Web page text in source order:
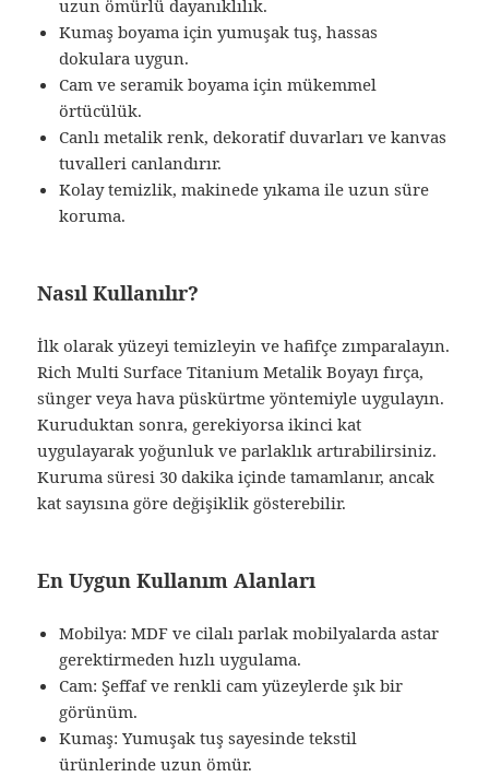
uzun ömürlü dayanıklılık.
Kumaş boyama için yumuşak tuş, hassas
dokulara uygun.
Cam ve seramik boyama için mükemmel
örtücülük.
Canlı metalik renk, dekoratif duvarları ve kanvas
tuvalleri canlandırır.
Kolay temizlik, makinede yıkama ile uzun süre
koruma.
Nasıl Kullanılır?
İlk olarak yüzeyi temizleyin ve hafifçe zımparalayın.
Rich Multi Surface Titanium Metalik Boyayı fırça,
sünger veya hava püskürtme yöntemiyle uygulayın.
Kuruduktan sonra, gerekiyorsa ikinci kat
uygulayarak yoğunluk ve parlaklık artırabilirsiniz.
Kuruma süresi 30 dakika içinde tamamlanır, ancak
kat sayısına göre değişiklik gösterebilir.
En Uygun Kullanım Alanları
Mobilya: MDF ve cilalı parlak mobilyalarda astar
gerektirmeden hızlı uygulama.
Cam: Şeffaf ve renkli cam yüzeylerde şık bir
görünüm.
Kumaş: Yumuşak tuş sayesinde tekstil
ürünlerinde uzun ömür.